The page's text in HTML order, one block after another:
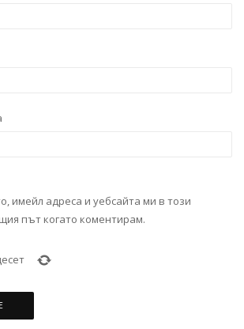
имейл адреса и уебсайта ми в този
път когато коментирам.